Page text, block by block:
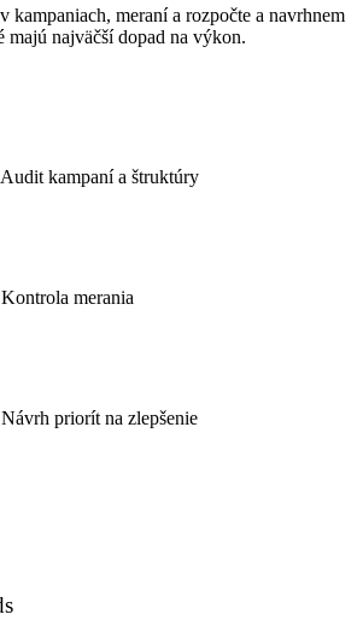
kampaniach, meraní a rozpočte a navrhnem
majú najväčší dopad na výkon.
Audit kampaní a štruktúry
Kontrola merania
Návrh priorít na zlepšenie